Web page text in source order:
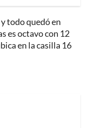
todo quedó en
es octavo con 12
en la casilla 16